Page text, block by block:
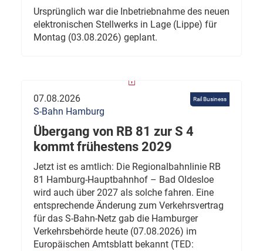
Ursprünglich war die Inbetriebnahme des neuen
elektronischen Stellwerks in Lage (Lippe) für
Montag (03.08.2026) geplant.
Rail Business
07.08.2026
S-Bahn Hamburg
Übergang von RB 81 zur S 4
kommt frühestens 2029
Jetzt ist es amtlich: Die Regionalbahnlinie RB
81 Hamburg-Hauptbahnhof – Bad Oldesloe
wird auch über 2027 als solche fahren. Eine
entsprechende Änderung zum Verkehrsvertrag
für das S-Bahn-Netz gab die Hamburger
Verkehrsbehörde heute (07.08.2026) im
Europäischen Amtsblatt bekannt (TED: